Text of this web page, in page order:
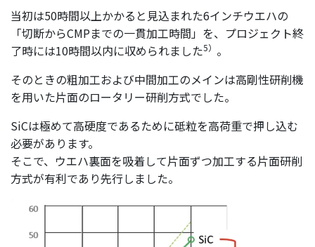
当初は50時間以上かかると見込まれた6インチウエハの
「切断からCMPまでの一貫加工時間」を、プロジェクト終
了時には10時間以内に収められました5） 。
そのときの粗加工および中間加工のメインは高剛性研削機
を用いた片面のロータリー研削方式でした。
SiCは極めて高硬度であるために砥粒を高荷重で押し込む
必要があります。
そこで、ウエハ裏面を吸着して片面ずつ加工する片面研削
方式が有利であり先行しました。